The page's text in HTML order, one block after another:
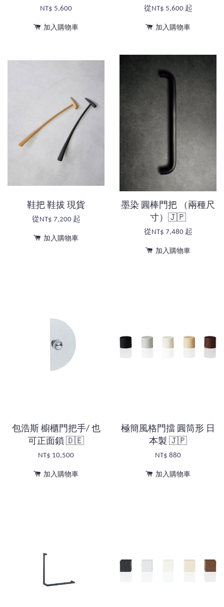
NT$ 5,600
加入購物車
從NT$ 5,600 起
加入購物車
鞋把 鞋拔 現貨
從NT$ 7,200 起
加入購物車
墨染 圓棒門把 （兩種尺
寸）🇯🇵
從NT$ 7,480 起
加入購物車
包浩斯 櫥櫃門把手/ 也
可正面鎖 🇩🇪
NT$ 10,500
加入購物車
極簡風格門擋 圓筒形 日
本製 🇯🇵
NT$ 880
加入購物車